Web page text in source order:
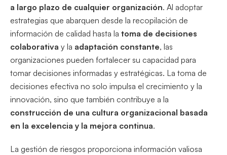
a largo plazo de cualquier organización. Al adoptar
estrategias que abarquen desde la recopilación de
información de calidad hasta la toma de decisiones
colaborativa y la adaptación constante, las
organizaciones pueden fortalecer su capacidad para
tomar decisiones informadas y estratégicas. La toma de
decisiones efectiva no solo impulsa el crecimiento y la
innovación, sino que también contribuye a la
construcción de una cultura organizacional basada
en la excelencia y la mejora continua.
La gestión de riesgos proporciona información valiosa